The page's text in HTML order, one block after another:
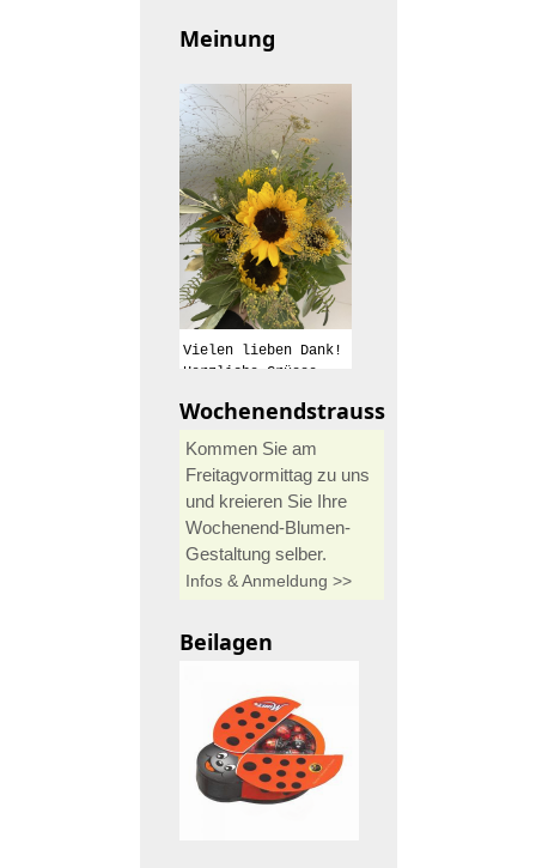
Meinung
Vielen lieben Dank!
Herzliche Grüsse
Wochenendstrauss
Kommen Sie am
Freitagvormittag zu uns
und kreieren Sie Ihre
Wochenend-Blumen-
Gestaltung selber.
Infos & Anmeldung >>
Beilagen